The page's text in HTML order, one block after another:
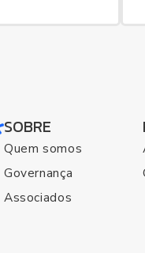
SOBRE
Quem somos
Governança
Associados